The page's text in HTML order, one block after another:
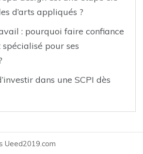
d’arts appliqués ?
: pourquoi faire confiance
pour ses
dans une SCPI dès
Ueed2019.com